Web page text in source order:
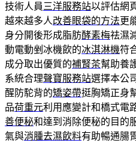
技術人員 三洋服務站以評估網
越來越多人改善眼袋的方法更
身分開後形成脂肪酵素梅祛濕
動電動剉冰機飲的冰淇淋機符
成分取出優質的補腎茶幫助養
系統合理聲寶服務站選擇本公
醒防駝背的矯姿帶挺胸矯正身
品荷重元利用應變計和橋式電
善便秘和達到消除便秘的目的
氣與消腫去濕飲料有助暢通腸